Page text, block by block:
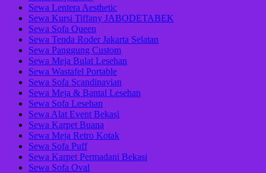
Sewa Lentera Aesthetic
Sewa Kursi Tiffany JABODETABEK
Sewa Sofa Queen
Sewa Tenda Roder Jakarta Selatan
Sewa Panggung Custom
Sewa Meja Bulat Lesehan
Sewa Wastafel Portable
Sewa Sofa Scandinavian
Sewa Meja & Bantal Lesehan
Sewa Sofa Lesehan
Sewa Alat Event Bekasi
Sewa Karpet Buana
Sewa Meja Retro Kotak
Sewa Sofa Puff
Sewa Karpet Permadani Bekasi
Sewa Sofa Oval